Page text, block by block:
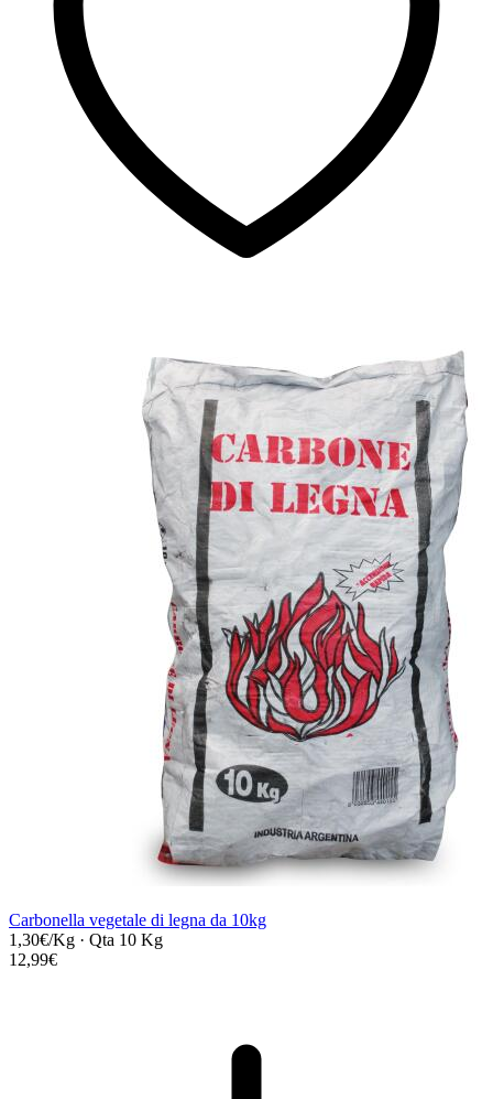
Carbonella vegetale di legna da 10kg
1,30€/Kg · Qta 10 Kg
12,99€